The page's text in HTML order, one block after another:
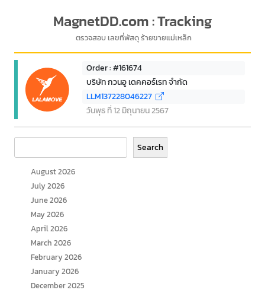
MagnetDD.com : Tracking
ตรวจสอบ เลขที่พัสดุ ร้ายขายแม่เหล็ก
Order : #161674
บริษัท กวนอู เดคคอร์เรท จำกัด
LLM137228046227
วันพุธ ที่ 12 มิถุนายน 2567
Search
August 2026
July 2026
June 2026
May 2026
April 2026
March 2026
February 2026
January 2026
December 2025